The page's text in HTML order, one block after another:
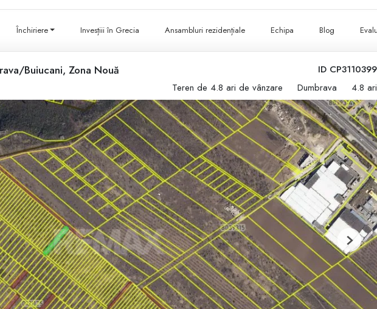
Închiriere Invesțiii în Grecia Ansambluri rezidențiale Echipa Blog
ID CP3110399
Buiucani, Zona Nouă
Teren de 4.8 ari de vânzare Dumbrava 4.8 ari
Next